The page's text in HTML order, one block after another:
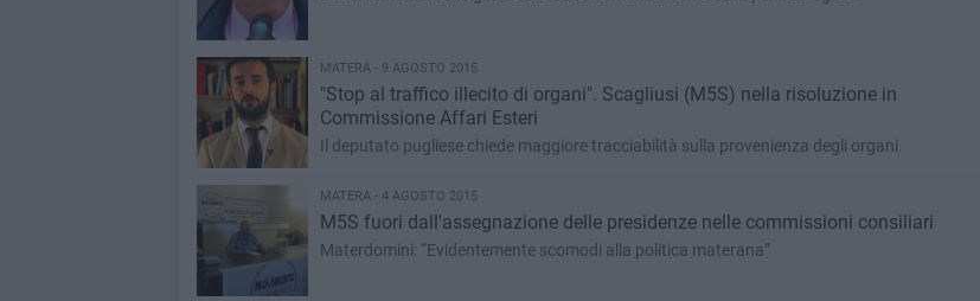
MATERA - 9 AGOSTO 2015
"Stop al traffico illecito di organi". Scagliusi (M5S) nella risoluzione in
Commissione Affari Esteri
Il deputato pugliese chiede maggiore tracciabilità sulla provenienza degli organi.
MATERA - 4 AGOSTO 2015
M5S fuori dall'assegnazione delle presidenze nelle commissioni consiliari
Materdomini: “Evidentemente scomodi alla politica materana”